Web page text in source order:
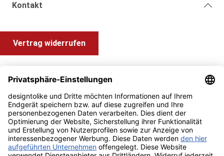
Kontakt
Vertrag widerrufen
Information und Impressum
Zahlung & Versand